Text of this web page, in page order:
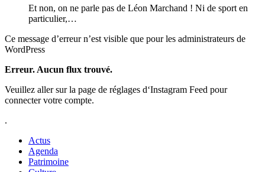
Et non, on ne parle pas de Léon Marchand ! Ni de sport en
particulier,…
Ce message d’erreur n’est visible que pour les administrateurs de
WordPress
Erreur. Aucun flux trouvé.
Veuillez aller sur la page de réglages d‘Instagram Feed pour
connecter votre compte.
.
Actus
Agenda
Patrimoine